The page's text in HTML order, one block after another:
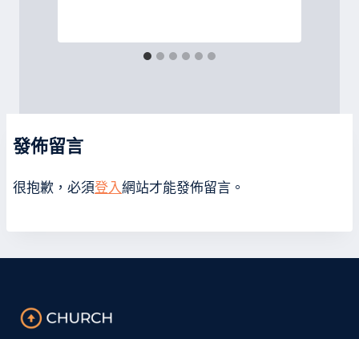
發佈留言
很抱歉，必須登入網站才能發佈留言。